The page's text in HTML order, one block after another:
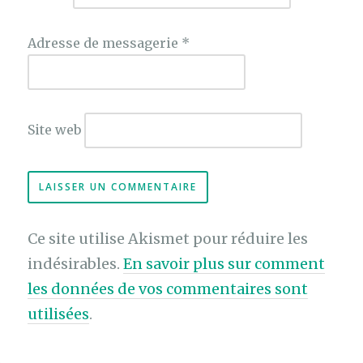
Adresse de messagerie *
Site web
Ce site utilise Akismet pour réduire les
indésirables.En savoir plus sur comment
les données de vos commentaires sont
utilisées.